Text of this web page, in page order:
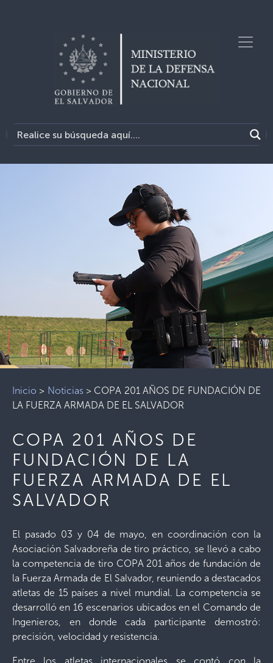
Inicio > Noticias> COPA 201 AÑOS DE FUNDACIÓN DE
LA FUERZA ARMADA DE EL SALVADOR
COPA 201 AÑOS DE
FUNDACIÓN DE LA
FUERZA ARMADA DE EL
SALVADOR
El pasado 03 y 04 de mayo, en coordinación con la
Asociación Salvadoreña de tiro práctico, se llevó a cabo
la competencia de tiro COPA 201 años de fundación de
la Fuerza Armada de El Salvador, reuniendo a destacados
atletas de 15 países a nivel mundial. La competencia se
desarrolló en 16 escenarios ubicados en el Comando de
Ingenieros, en donde cada participante demostró:
precisión, velocidad y resistencia.